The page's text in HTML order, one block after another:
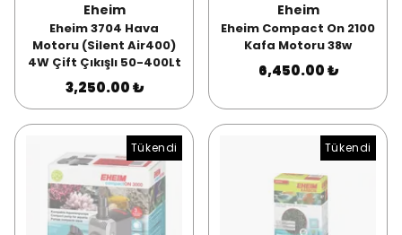
Eheim
Eheim 3704 Hava
Motoru (Silent Air400)
4W Çift Çıkışlı 50-400Lt
3,250.00 ₺
Eheim
Eheim Compact On 2100
Kafa Motoru 38w
6,450.00 ₺
Tükendi Tükendi